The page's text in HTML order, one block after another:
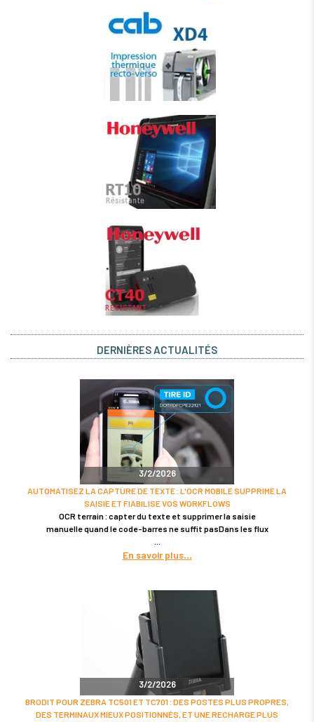
DERNIÈRES ACTUALITÉS
3/2/2026
AUTOMATISEZ LA CAPTURE DE TEXTE : L'OCR MOBILE SUPPRIME LA
SAISIE ET FIABILISE VOS WORKFLOWS
OCR terrain : capter du texte et supprimer la saisie
manuelle quand le code-barres ne suffit pasDans les flux
En savoir plus
3/2/2026
BRODIT POUR ZEBRA TC501 ET TC701 : DES POSTES PLUS PROPRES,
DES TERMINAUX MIEUX POSITIONNÉS, ET UNE RECHARGE PLUS